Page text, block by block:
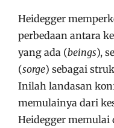
Heidegger
perbedaan antara
yang ada (beings),
(sorge) sebagai
Inilah landasan
memulainya dari
Heidegger memulai